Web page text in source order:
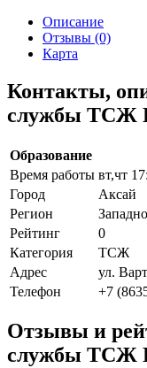
Описание
Отзывы (0)
Карта
Контакты,
службы ТСЖ
Образование
Время работы вт,чт
Город
Аксай
Регион
Рейтинг
0
Категория
ТСЖ
Адрес
ул.
Телефон
+7
Отзывы и
службы ТСЖ